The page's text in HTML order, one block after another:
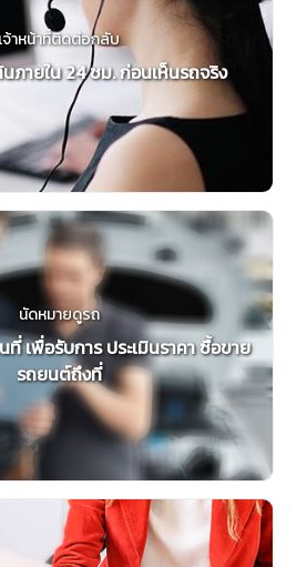
เจ้าหน้าที่ติดต่อกลับ
ภายใน 24 ชม. ก่อนเห็นรถจริง
นัดหมายดูรถ
เพื่อรับการ ประเมินราคา ซื้อขาย
รถยนต์ถึงที่